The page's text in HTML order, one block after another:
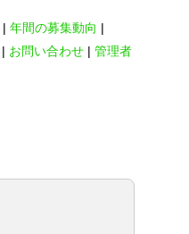
年間の募集動向
お問い合わせ 管理者